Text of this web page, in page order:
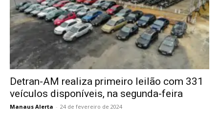
Detran-AM realiza primeiro leilão com 331
veículos disponíveis, na segunda-feira
Manaus Alerta - 24 de fevereiro de 2024